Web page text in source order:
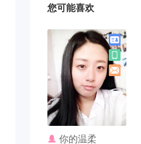
您可能喜欢
联系TA
你的温柔